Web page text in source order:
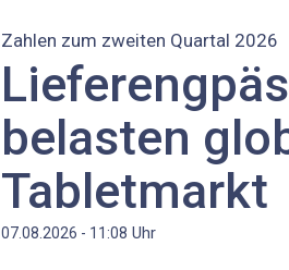
Zahlen zum zweiten Quartal 2026
belasten
Tabletmarkt
07.08.2026 - 11:08 Uhr